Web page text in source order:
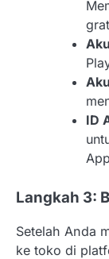
ID
Langkah 3:
Setelah Anda
ke toko di